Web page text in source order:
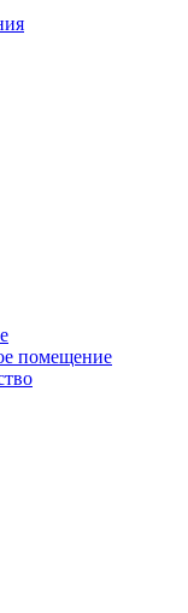
помещение